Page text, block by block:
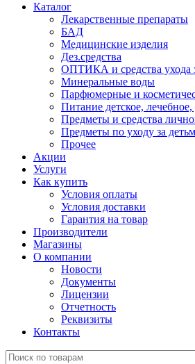
Каталог
Лекарственные препараты
БАД
Медицинские изделия
Дез.средства
ОПТИКА и средства ухода
Минеральные воды
Парфюмерные и
Питание детское, лечебное,
Предметы и средства
Предметы по уходу за
Прочее
Акции
Услуги
Как купить
Условия оплаты
Условия доставки
Гарантия на товар
Производители
Магазины
О компании
Новости
Документы
Лицензии
Отчетность
Реквизиты
Контакты